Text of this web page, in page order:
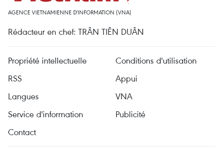
AGENCE VIETNAMIENNE D'INFORMATION (VNA)
Rédacteur en chef: TRÂN TIÊN DUÂN
Propriété intellectuelle
Conditions d'utilisation
RSS
Appui
Langues
VNA
Service d'information
Publicité
Contact